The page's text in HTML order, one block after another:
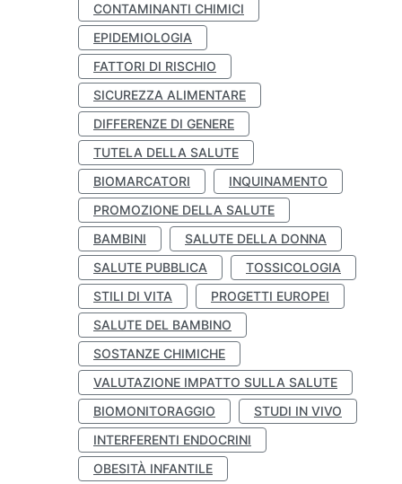
CONTAMINANTI CHIMICI
EPIDEMIOLOGIA
FATTORI DI RISCHIO
SICUREZZA ALIMENTARE
DIFFERENZE DI GENERE
TUTELA DELLA SALUTE
BIOMARCATORI
INQUINAMENTO
PROMOZIONE DELLA SALUTE
BAMBINI
SALUTE DELLA DONNA
SALUTE PUBBLICA
TOSSICOLOGIA
STILI DI VITA
PROGETTI EUROPEI
SALUTE DEL BAMBINO
SOSTANZE CHIMICHE
VALUTAZIONE IMPATTO SULLA SALUTE
BIOMONITORAGGIO
STUDI IN VIVO
INTERFERENTI ENDOCRINI
OBESITÀ INFANTILE